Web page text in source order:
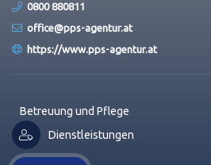
0800 880811
office@pps-agentur.at
https://www.pps-agentur.at
Betreuung und Pflege
Dienstleistungen